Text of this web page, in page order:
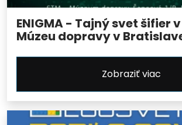
ENIGMA - Tajný svet šifier
Múzeu dopravy v
Zobraziť viac